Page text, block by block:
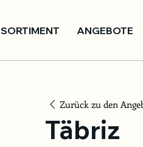
SORTIMENT ANGEBOTE
Zurück zu den
Täbriz